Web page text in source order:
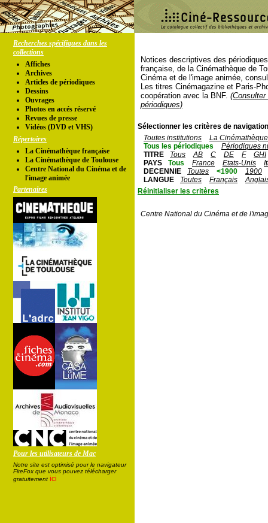
Recherches spécifiques dans les
collections
Affiches
Archives
Articles de périodiques
Dessins
Ouvrages
Photos en accés réservé
Revues de presse
Vidéos (DVD et VHS)
Répertoires
La Cinémathèque française
La Cinémathèque de Toulouse
Centre National du Cinéma et de
l'image animée
Partenaires
Pour les utilisateurs de Mac
Notre site est optimisé pour le navigateur
FireFox que vous pouvez télécharger
gratuitement ici
Notices descriptives des
française, de la Cinémathèque de
Cinéma et de l'image animée,
Les titres Cinémagazine et Paris-
coopération avec la BNF.
périodiques)
Sélectionner les critères de
Toutes institutions
La
Tous les périodiques
Périodiques
TITRE
Tous AB C DE F
GHI
PAYS
Tous France Etats-Unis
DECENNIE
Toutes <1900
1900
LANGUE
Toutes Français
Réinitialiser les critères
Centre National du Cinéma et de